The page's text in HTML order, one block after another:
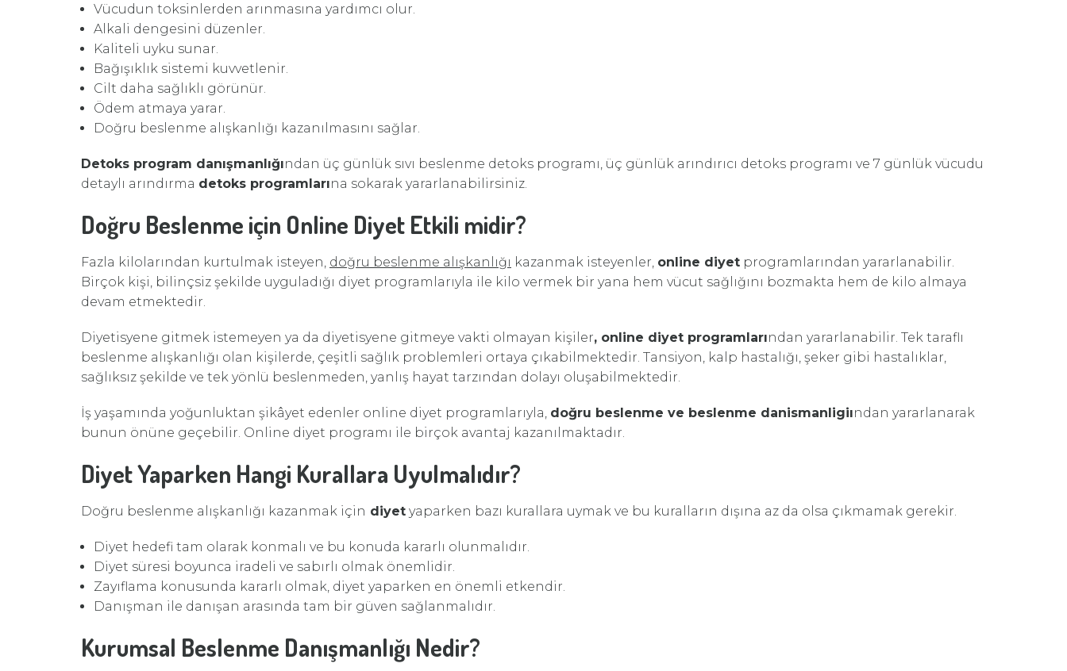
Vücudun toksinlerden arınmasına yardımcı olur.
Alkali dengesini düzenler.
Kaliteli uyku sunar.
Bağışıklık sistemi kuvvetlenir.
Cilt daha sağlıklı görünür.
Ödem atmaya yarar.
Doğru beslenme alışkanlığı kazanılmasını sağlar.
Detoks program danışmanlığından üç günlük sıvı beslenme detoks programı, üç günlük arındırıcı detoks programı ve 7 günlük vücudu
detaylı arındırma detoks programlarına sokarak yararlanabilirsiniz.
Doğru Beslenme için Online Diyet Etkili midir?
Fazla kilolarından kurtulmak isteyen, doğru beslenme alışkanlığı kazanmak isteyenler, online diyet programlarından yararlanabilir.
Birçok kişi, bilinçsiz şekilde uyguladığı diyet programlarıyla ile kilo vermek bir yana hem vücut sağlığını bozmakta hem de kilo almaya
devam etmektedir.
Diyetisyene gitmek istemeyen ya da diyetisyene gitmeye vakti olmayan kişiler, online diyet programlarından yararlanabilir. Tek taraflı
beslenme alışkanlığı olan kişilerde, çeşitli sağlık problemleri ortaya çıkabilmektedir. Tansiyon, kalp hastalığı, şeker gibi hastalıklar,
sağlıksız şekilde ve tek yönlü beslenmeden, yanlış hayat tarzından dolayı oluşabilmektedir.
İş yaşamında yoğunluktan şikâyet edenler online diyet programlarıyla, doğru beslenme ve beslenme danismanligiından yararlanarak
bunun önüne geçebilir. Online diyet programı ile birçok avantaj kazanılmaktadır.
Diyet Yaparken Hangi Kurallara Uyulmalıdır?
Doğru beslenme alışkanlığı kazanmak için diyet yaparken bazı kurallara uymak ve bu kuralların dışına az da olsa çıkmamak gerekir.
Diyet hedefi tam olarak konmalı ve bu konuda kararlı olunmalıdır.
Diyet süresi boyunca iradeli ve sabırlı olmak önemlidir.
Zayıflama konusunda kararlı olmak, diyet yaparken en önemli etkendir.
Danışman ile danışan arasında tam bir güven sağlanmalıdır.
Kurumsal Beslenme Danışmanlığı Nedir?